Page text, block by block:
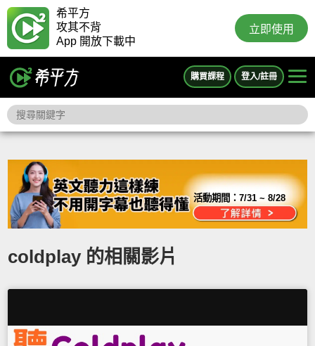
希平方
攻其不背
App 開放下載中
立即使用
購買課程 登入/註冊
活動期間：7/31 ~ 8/28
coldplay 的相關影片